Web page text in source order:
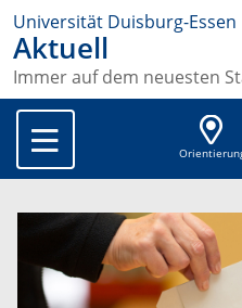
Universität Duisburg-Essen
Aktuell
Immer auf dem neuesten